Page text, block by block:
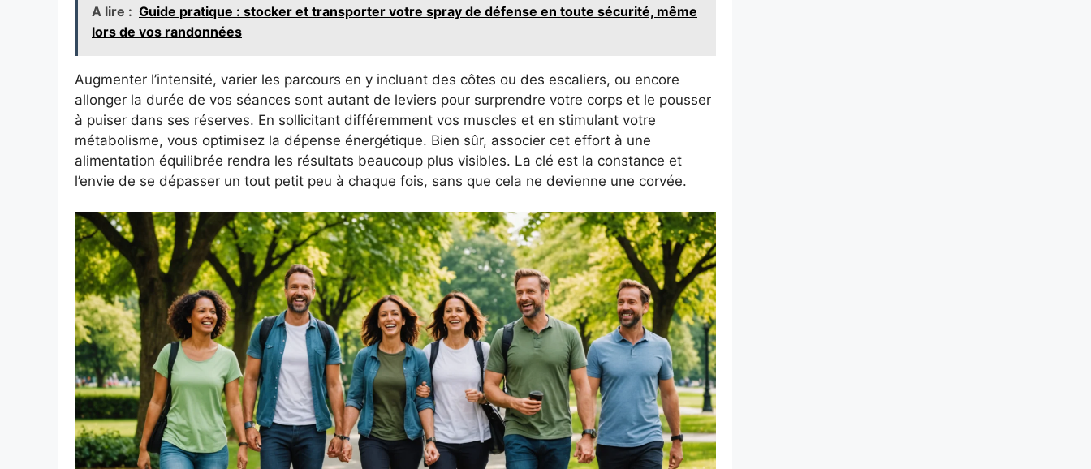
A lire : Guide pratique : stocker et transporter votre spray de défense en toute sécurité, même
lors de vos randonnées
Augmenter l’intensité, varier les parcours en y incluant des côtes ou des escaliers, ou encore
allonger la durée de vos séances sont autant de leviers pour surprendre votre corps et le pousser
à puiser dans ses réserves. En sollicitant différemment vos muscles et en stimulant votre
métabolisme, vous optimisez la dépense énergétique. Bien sûr, associer cet effort à une
alimentation équilibrée rendra les résultats beaucoup plus visibles. La clé est la constance et
l’envie de se dépasser un tout petit peu à chaque fois, sans que cela ne devienne une corvée.